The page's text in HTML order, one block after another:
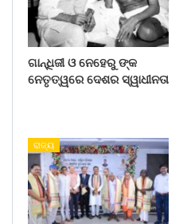
ଗାନ୍ଧିଜୀ ଓ ନେହେରୁ ଙ୍କ
ନେତୃତ୍ୱରେ ଦେଶର ସ୍ୱାଧୀନତା
ରାଜ୍ୟ